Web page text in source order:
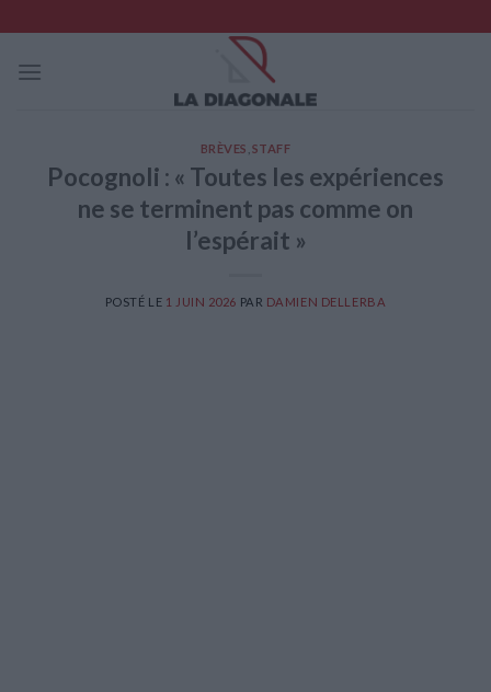
to
content
BRÈVES STAFF
Pocognoli : « Toutes les expériences
ne se terminent pas comme on
l’espérait »
POSTÉ LE 1 JUIN 2026 PAR DAMIEN DELLERBA